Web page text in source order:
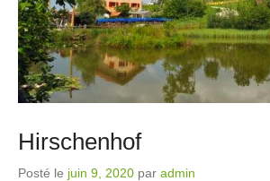
Hirschenhof
Posté le juin 9, 2020 par admin